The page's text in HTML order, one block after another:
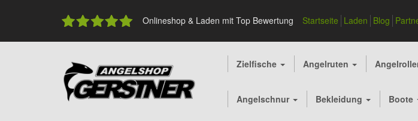
Onlineshop & Laden mit Top Bewertung Startseite Laden Blog
Zielfische Angelruten
Angelschnur Bekleidung Boote